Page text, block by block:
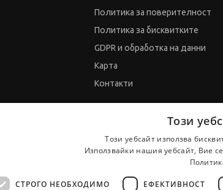
Политика за поверителност
Политика за бисквитките
GDPR и обработка на данни
Карта
Контакти
Този
Този уебсайт използва
Използвайки нашия уебсайт, Вие
СТРОГО НЕОБХОДИМО ЕФЕКТИВНОСТ